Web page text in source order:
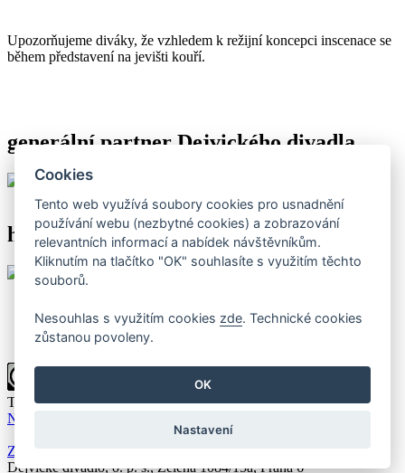
Upozorňujeme diváky, že vzhledem k režijní koncepci inscenace se
během představení na jevišti kouří.
generální partner Dejvického divadla
hlavní partneři Dejvického divadla
Toto dílo podléhá licenciCreative Commons Uveďte původ-
Neužívejte komerčně-Nezpracovávejte 4.0 Mezinárodní licence
Zásady zpracování a ochrany osobních údajů
Dejvické divadlo, o. p. s., Zelená 1084/15a, Praha 6
Cookies
Tento web využívá soubory cookies pro usnadnění
používání webu (nezbytné cookies) a zobrazování
relevantních informací a nabídek návštěvníkům.
Kliknutím na tlačítko "OK" souhlasíte s využitím těchto
souborů.
Nesouhlas s využitím cookies zde. Technické cookies
zůstanou povoleny.
OK
Nastavení